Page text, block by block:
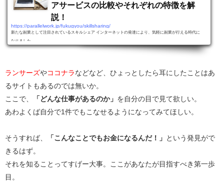
アサービスの比較やそれぞれの特徴を解
説！
https://parallelwork.jp/fukugyou/skillsharing/
新たな副業として注目されているスキルシェア インターネットの発達により、気軽に副業が行える時代に
なりました。 …
ランサーズやココナラ などなど、ひょっとしたら耳にしたことはあ
るサイトもあるのでは無いか。
ここで、
「どんな仕事があるのか」 を自分の目で見て欲しい。
あわよくば自分で1件でもこなせるようになってみてほしい。
そうすれば、 「こんなことでもお金になるんだ！」
という発見がで
きるはず。
それを知ることってすげー大事。ここがあなたが目指すべき第一歩
目。